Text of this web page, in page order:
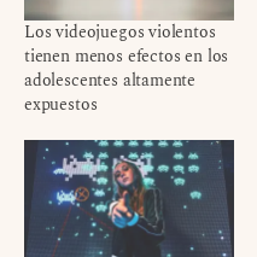
Los videojuegos violentos
tienen menos efectos en los
adolescentes altamente
expuestos